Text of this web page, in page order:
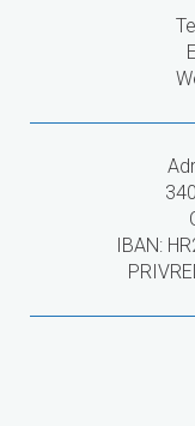
IBAN: